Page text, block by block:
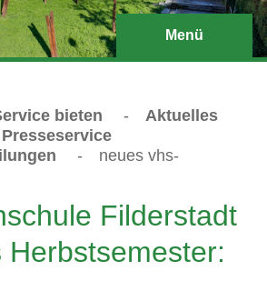
Menü
bieten -
Aktuelles
-
neues vhs-
Filderstadt
Herbstsemester: